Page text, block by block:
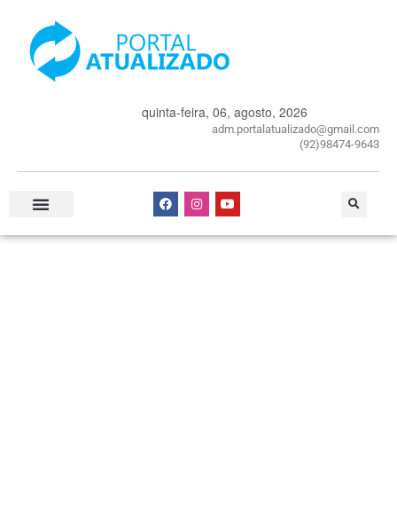
quinta-feira, 06, agosto, 2026
adm.portalatualizado@gmail.com
(92)98474-9643